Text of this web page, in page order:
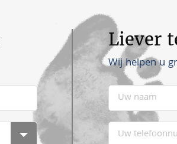
Liever
Wij helpen u